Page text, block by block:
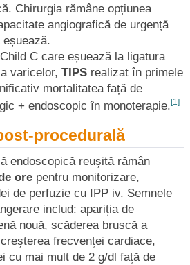
Chirurgia rămâne opțiunea
angiografică de urgență
C care eșuează la ligatura
varicelor, TIPSrealizat în primele
mortalitatea față de
+ endoscopic în monoterapie. [1]
procedurală
endoscopică reușită rămân
orepentru monitorizare,
de perfuzie cu IPP iv. Semnele
includ: apariția de
nouă, scăderea bruscă a
frecvenței cardiace,
cu mai mult de 2 g/dl față de